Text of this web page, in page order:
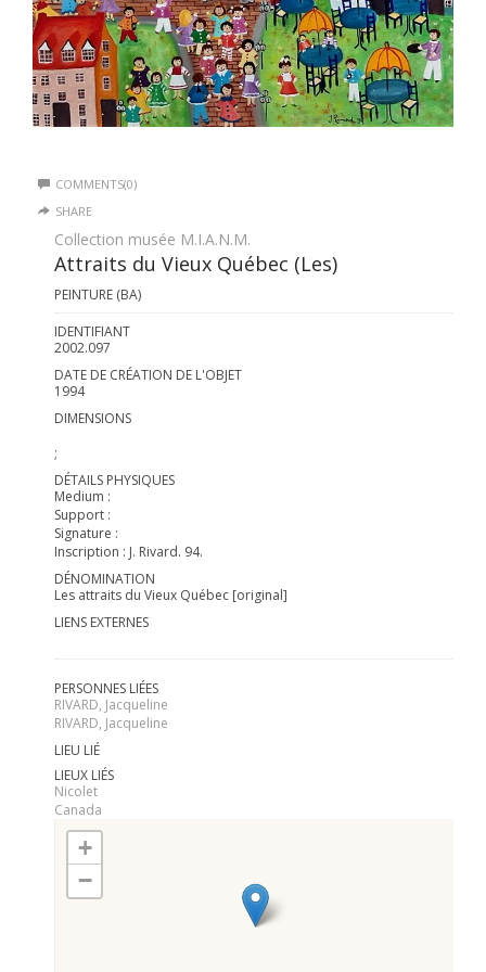
COMMENTS(0)
SHARE
Collection musée M.I.A.N.M.
Attraits du Vieux Québec (Les)
PEINTURE (BA)
IDENTIFIANT
2002.097
DATE DE CRÉATION DE L'OBJET
1994
DIMENSIONS
;
DÉTAILS PHYSIQUES
Medium :
Support :
Signature :
Inscription : J. Rivard. 94.
DÉNOMINATION
Les attraits du Vieux Québec [original]
LIENS EXTERNES
PERSONNES LIÉES
RIVARD, Jacqueline
RIVARD, Jacqueline
LIEU LIÉ
LIEUX LIÉS
Nicolet
Canada
+
−